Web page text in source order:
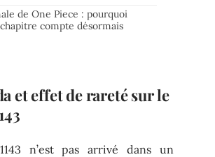
de One Piece : pourquoi
compte désormais
et effet de rareté sur le
n’est pas arrivé dans un